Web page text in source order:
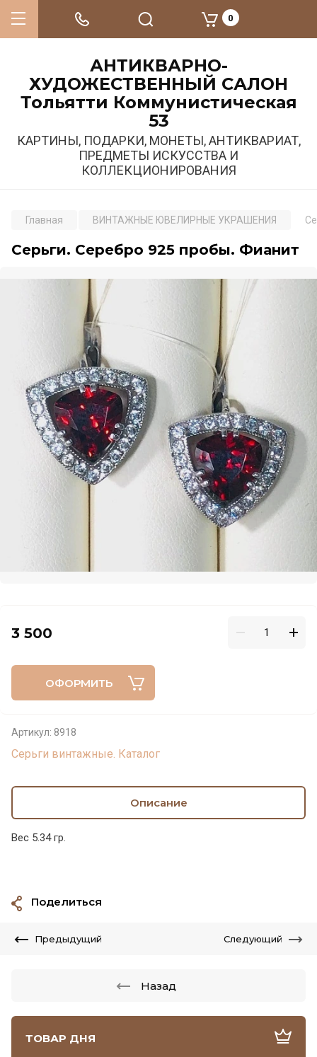
АНТИКВАРНО-
ХУДОЖЕСТВЕННЫЙ САЛОН
Тольятти Коммунистическая
53
КАРТИНЫ, ПОДАРКИ, МОНЕТЫ, АНТИКВАРИАТ,
ПРЕДМЕТЫ ИСКУССТВА И
КОЛЛЕКЦИОНИРОВАНИЯ
0
ТОВАР ДНЯ
Главная ВИНТАЖНЫЕ ЮВЕЛИРНЫЕ УКРАШЕНИЯ
Серьги. Серебро 925 пробы. Фианит
3 500
ОФОРМИТЬ
Артикул: 8918
Серьги винтажные. Каталог
Описание
Вес 5.34 гр.
Поделиться
Предыдущий Следующий
Назад